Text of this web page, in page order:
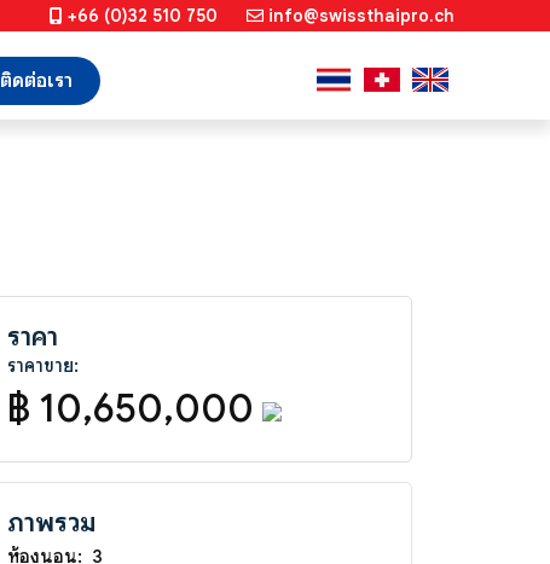
+66 (0)32 510 750 info@swissthaipro.ch
ติดต่อเรา
ราคา
ราคาขาย:
฿ 10,650,000
ภาพรวม
ห้องนอน: 3